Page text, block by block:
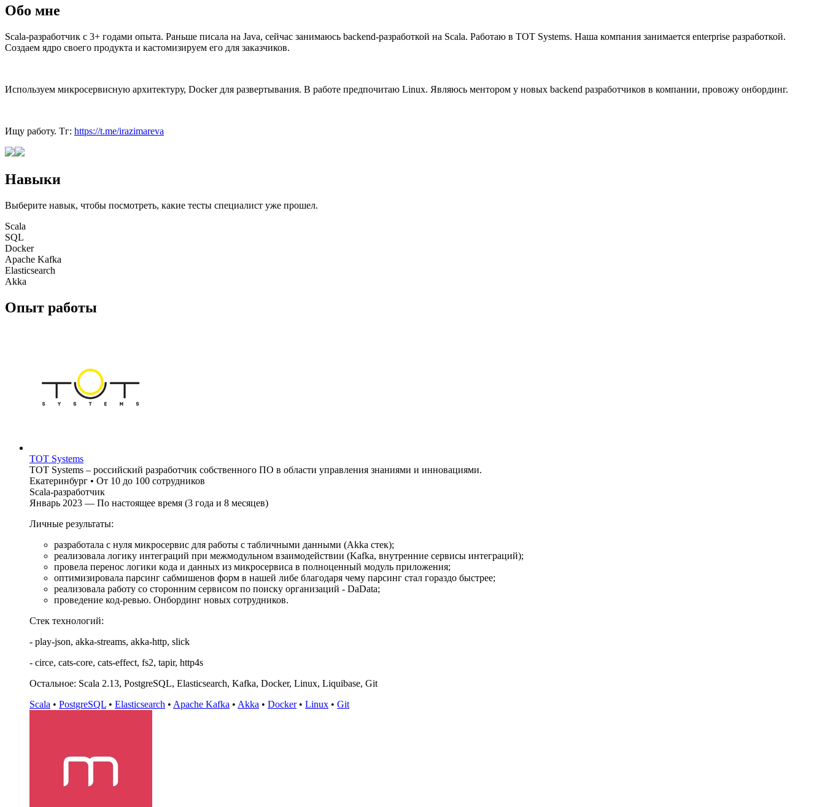
Обо мне
Scala-разработчик с 3+ годами опыта. Раньше писала на Java, сейчас занимаюсь backend-разработкой на Scala. Работаю в TOT Systems. Наша компания занимается enterprise разработкой.
Создаем ядро своего продукта и кастомизируем его для заказчиков.
Используем микросервисную архитектуру, Docker для развертывания. В работе предпочитаю Linux. Являюсь ментором у новых backend разработчиков в компании, провожу онбординг.
Ищу работу. Тг: https://t.me/irazimareva
Навыки
Выберите навык, чтобы посмотреть, какие тесты специалист уже прошел.
Scala
SQL
Docker
Apache Kafka
Elasticsearch
Akka
Опыт работы
TOT Systems
TOT Systems – российский разработчик собственного ПО в области управления знаниями и инновациями.
Екатеринбург • От 10 до 100 сотрудников
Scala-разработчик
Январь 2023 — По настоящее время (3 года и 8 месяцев)
Личные результаты:
разработала с нуля микросервис для работы с табличными данными (Akka стек);
реализовала логику интеграций при межмодульном взаимодействии (Kafka, внутренние сервисы интеграций);
провела перенос логики кода и данных из микросервиса в полноценный модуль приложения;
оптимизировала парсинг сабмишенов форм в нашей либе благодаря чему парсинг стал гораздо быстрее;
реализовала работу со сторонним сервисом по поиску организаций - DaData;
проведение код-ревью. Онбординг новых сотрудников.
Стек технологий:
- play-json, akka-streams, akka-http, slick
- circe, cats-core, cats-effect, fs2, tapir, http4s
Остальное: Scala 2.13, PostgreSQL, Elasticsearch, Kafka, Docker, Linux, Liquibase, Git
Scala • PostgreSQL • Elasticsearch • Apache Kafka • Akka • Docker• Linux • Git